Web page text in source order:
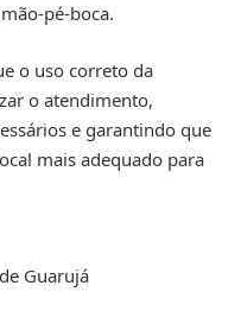
pé-boca.
o uso correto da
o atendimento,
e garantindo que
mais adequado para
Guarujá